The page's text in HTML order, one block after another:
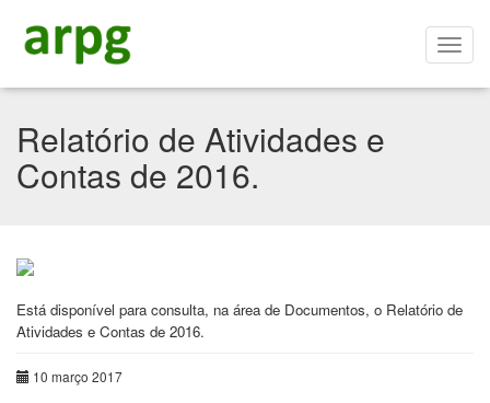
Relatório de Atividades e
Contas de 2016.
Está disponível para consulta, na área de Documentos, o Relatório de
Atividades e Contas de 2016.
10 março 2017